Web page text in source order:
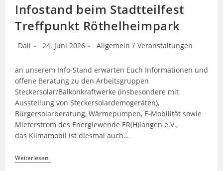
Infostand beim Stadtteilfest
Treffpunkt Röthelheimpark
Beitrags-
Dali
Beitrag
24. Juni 2026
Beitrags-
Allgemein / Veranstaltungen
an unserem Info-Stand erwarten Euch Informationen und
offene Beratung zu den Arbeitsgruppen
Steckersolar/Balkonkraftwerke (insbesondere mit
Ausstellung von Steckersolardemogeräten),
Bürgersolarberatung, Wärmepumpen, E-Mobilität sowie
Mieterstrom des Energiewende ER(H)langen e.V.,
das Klimamobil ist diesmal auch…
WeiterlesenInfostand
Beim